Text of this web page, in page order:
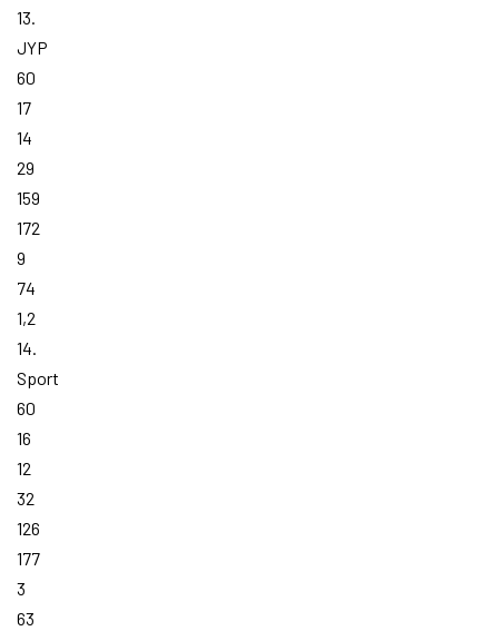
13.
JYP
60
17
14
29
159
172
9
74
1,2
14.
Sport
60
16
12
32
126
177
3
63